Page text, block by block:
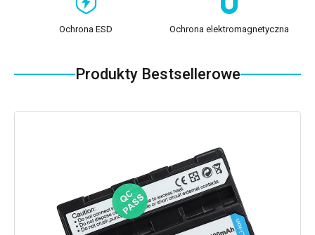
Ochrona ESD Ochrona elektromagnetyczna
Produkty Bestsellerowe